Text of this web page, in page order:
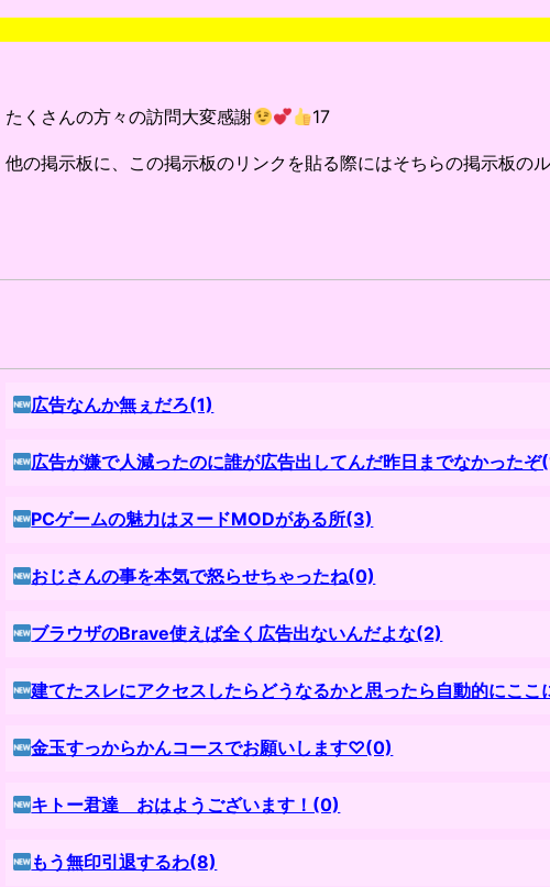
たくさんの方々の訪問大変感謝 17
他の掲示板に、この掲示板のリンクを貼る際にはそちらの掲示板の
広告なんか無ぇだろ(1)
広告が嫌で人減ったのに誰が広告出してんだ昨日までなかったぞ
PCゲームの魅力はヌードMODがある所(3)
おじさんの事を本気で怒らせちゃったね(0)
ブラウザのBrave使えば全く広告出ないんだよな(2)
建てたスレにアクセスしたらどうなるかと思ったら自動的にこ
金玉すっからかんコースでお願いします♡(0)
キトー君達 おはようございます！(0)
もう無印引退するわ(8)